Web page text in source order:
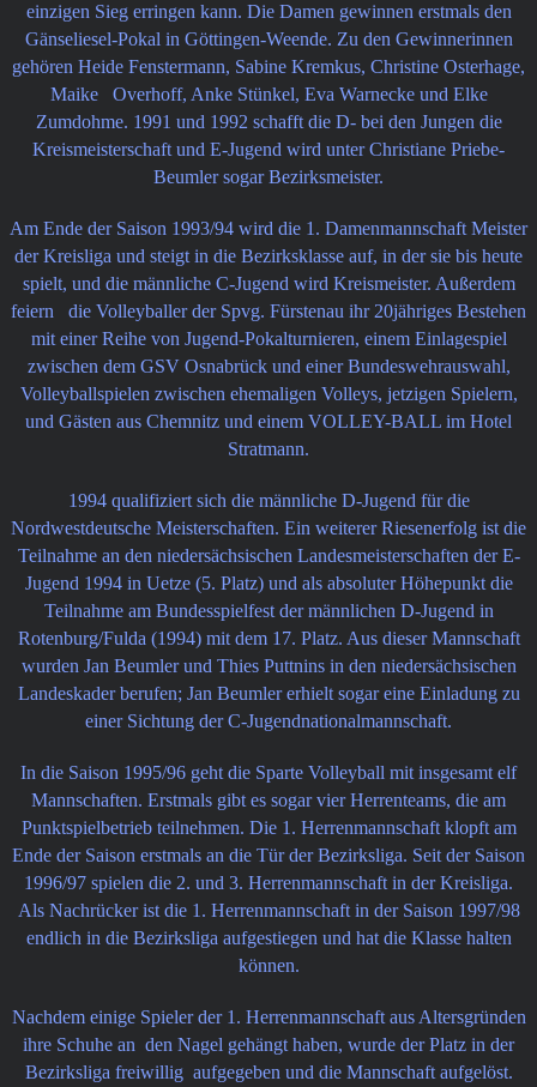
einzigen Sieg erringen kann. Die Damen gewinnen erstmals den
Gänseliesel-Pokal in Göttingen-Weende. Zu den Gewinnerinnen
gehören Heide Fenstermann, Sabine Kremkus, Christine Osterhage,
Maike Overhoff, Anke Stünkel, Eva Warnecke und Elke
Zumdohme. 1991 und 1992 schafft die D- bei den Jungen die
Kreismeisterschaft und E-Jugend wird unter Christiane Priebe-
Beumler sogar Bezirksmeister.
Am Ende der Saison 1993/94 wird die 1. Damenmannschaft Meister
der Kreisliga und steigt in die Bezirksklasse auf, in der sie bis heute
spielt, und die männliche C-Jugend wird Kreismeister. Außerdem
feiern die Volleyballer der Spvg. Fürstenau ihr 20jähriges Bestehen
mit einer Reihe von Jugend-Pokalturnieren, einem Einlagespiel
zwischen dem GSV Osnabrück und einer Bundeswehrauswahl,
Volleyballspielen zwischen ehemaligen Volleys, jetzigen Spielern,
und Gästen aus Chemnitz und einem VOLLEY-BALL im Hotel
Stratmann.
1994 qualifiziert sich die männliche D-Jugend für die
Nordwestdeutsche Meisterschaften. Ein weiterer Riesenerfolg ist die
Teilnahme an den niedersächsischen Landesmeisterschaften der E-
Jugend 1994 in Uetze (5. Platz) und als absoluter Höhepunkt die
Teilnahme am Bundesspielfest der männlichen D-Jugend in
Rotenburg/Fulda (1994) mit dem 17. Platz. Aus dieser Mannschaft
wurden Jan Beumler und Thies Puttnins in den niedersächsischen
Landeskader berufen; Jan Beumler erhielt sogar eine Einladung zu
einer Sichtung der C-Jugendnationalmannschaft.
In die Saison 1995/96 geht die Sparte Volleyball mit insgesamt elf
Mannschaften. Erstmals gibt es sogar vier Herrenteams, die am
Punktspielbetrieb teilnehmen. Die 1. Herrenmannschaft klopft am
Ende der Saison erstmals an die Tür der Bezirksliga. Seit der Saison
1996/97 spielen die 2. und 3. Herrenmannschaft in der Kreisliga.
Als Nachrücker ist die 1. Herrenmannschaft in der Saison 1997/98
endlich in die Bezirksliga aufgestiegen und hat die Klasse halten
können.
Nachdem einige Spieler der 1. Herrenmannschaft aus Altersgründen
ihre Schuhe an den Nagel gehängt haben, wurde der Platz in der
Bezirksliga freiwillig aufgegeben und die Mannschaft aufgelöst.